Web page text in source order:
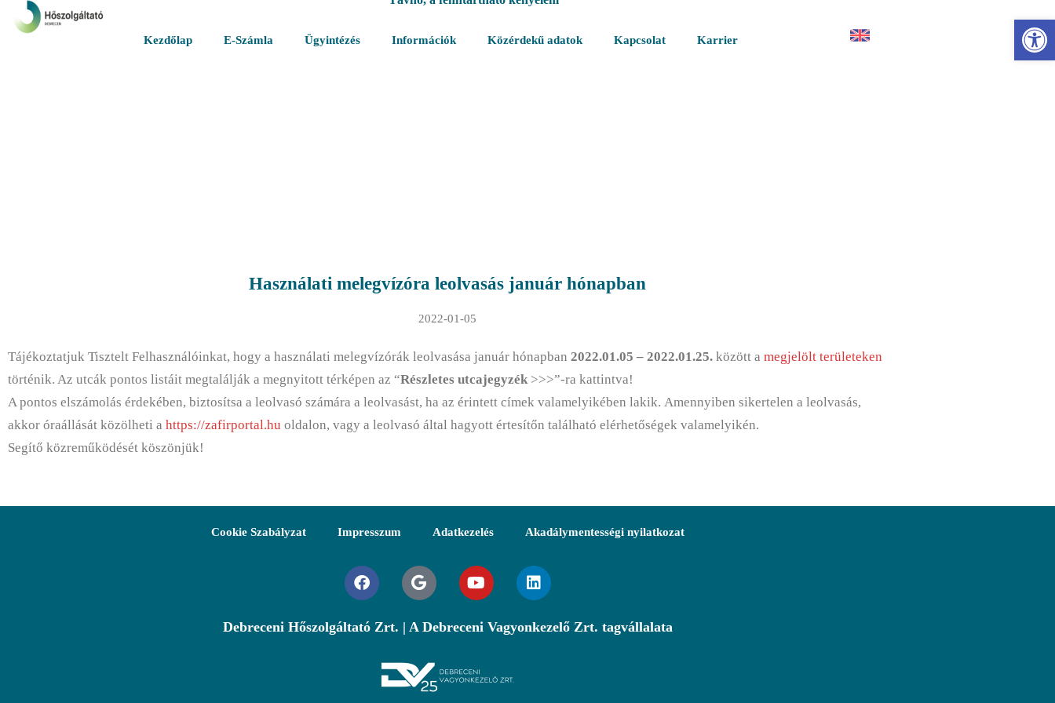
Kezdőlap E-Számla Ügyintézés Információk Közérdekű adatok Kapcsolat Karrier
Használati melegvízóra leolvasás január hónapban
2022-01-05
Tájékoztatjuk Tisztelt Felhasználóinkat, hogy a használati melegvízórák leolvasása január hónapban 2022.01.05 – 2022.01.25. között a megjelölt területeken
történik. Az utcák pontos listáit megtalálják a megnyitott térképen az “Részletes utcajegyzék>>>”-ra kattintva!
A pontos elszámolás érdekében, biztosítsa a leolvasó számára a leolvasást, ha az érintett címek valamelyikében lakik. Amennyiben sikertelen a leolvasás,
akkor óraállását közölheti a https://zafirportal.hu oldalon, vagy a leolvasó által hagyott értesítőn található elérhetőségek valamelyikén.
Segítő közreműködését köszönjük!
Cookie Szabályzat Impresszum Adatkezelés Akadálymentességi nyilatkozat
Debreceni Hőszolgáltató Zrt. | A Debreceni Vagyonkezelő Zrt. tagvállalata